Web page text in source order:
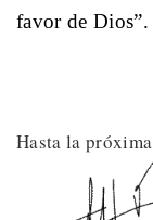
favor de Dios”.
Hasta la